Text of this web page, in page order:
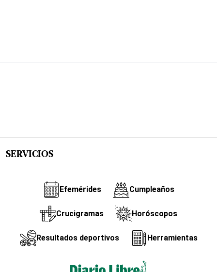
SERVICIOS
Efemérides Cumpleaños
Crucigramas Horóscopos
Resultados deportivos Herramientas